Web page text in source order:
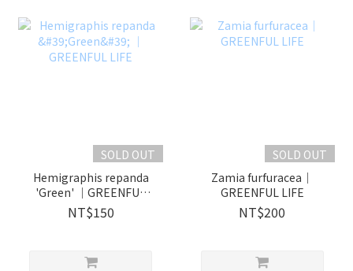
SOLD OUT
Hemigraphis repanda
'Green' ｜GREENFUL
LIFE
NT$150
SOLD OUT
Zamia furfuracea｜
GREENFUL LIFE
NT$200